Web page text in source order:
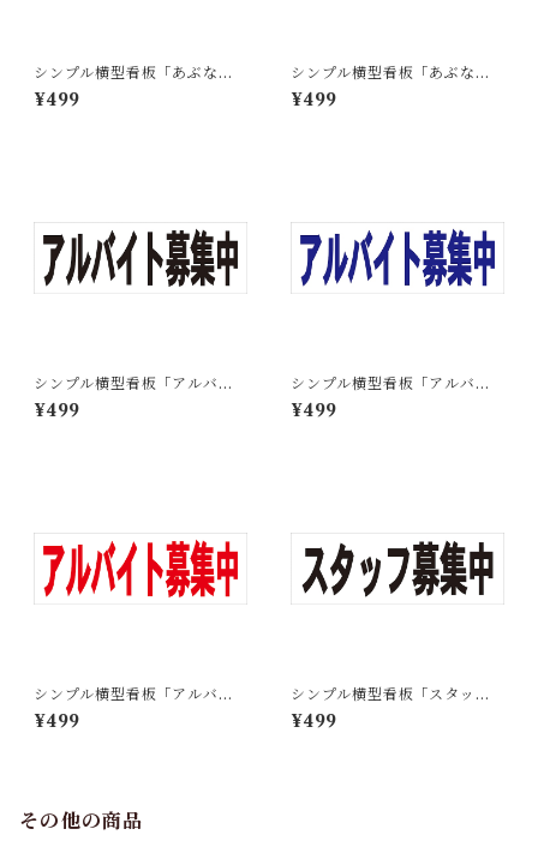
シンプル横型看板「あぶない
(黒)」【工場・現場】屋外可
¥499
シンプル横型看板「あぶない
(赤)」【工場・現場】屋外可
¥499
シンプル横型看板「アルバイ
ト募集中(黒)」【工場・現場】
屋外可
¥499
シンプル横型看板「アルバイ
ト募集中(赤)」【工場・現場】
屋外可
¥499
シンプル横型看板「アルバイ
ト募集中(青)」【工場・現場】
屋外可
¥499
シンプル横型看板「スタッフ
募集中(黒)」【工場・現場】屋
外可
¥499
その他の商品